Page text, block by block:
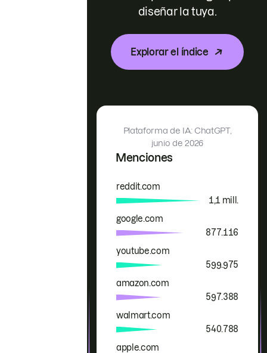
diseñar la tuya.
Explorar el índice
Menciones
Plataforma de IA: ChatGPT,
junio de 2026
Marca Menciones
reddit.com
1,1 mill.
google.com
877.116
youtube.com
599.975
amazon.com
597.388
walmart.com
540.788
apple.com